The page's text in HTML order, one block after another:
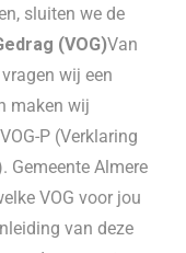
sluiten we de
(VOG)Van
wij een
maken wij
P (Verklaring
Gemeente Almere
VOG voor jou
van deze